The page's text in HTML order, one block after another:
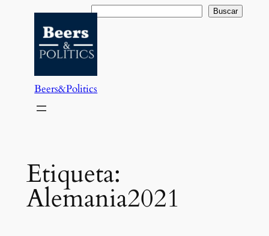
contenido
Buscar Buscar
Beers&Politics
Etiqueta:
Alemania2021